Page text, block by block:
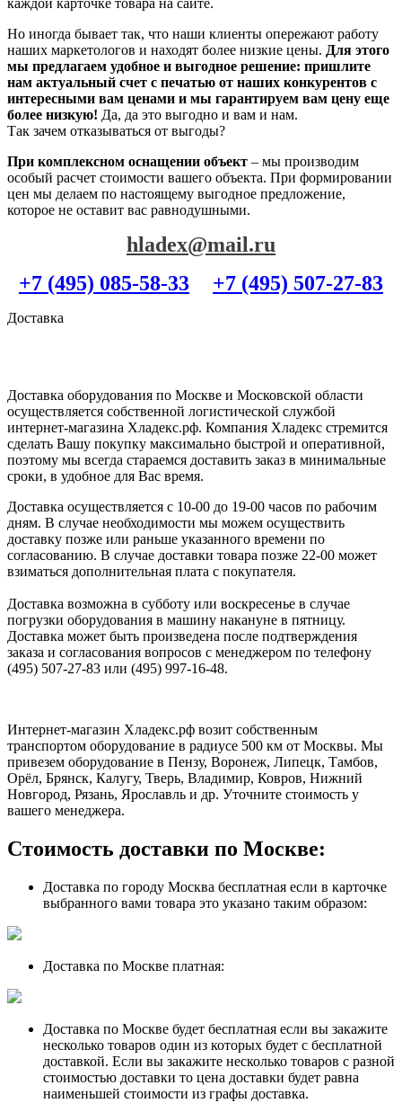
Но иногда бывает так, что наши клиенты опережают работу
наших маркетологов и находят более низкие цены. Для этого
мы предлагаем удобное и выгодное решение: пришлите
нам актуальный счет с печатью от наших конкурентов с
интересными вам ценами и мы гарантируем вам цену еще
более низкую! Да, да это выгодно и вам и нам.
Так зачем отказываться от выгоды?
При комплексном оснащении объект – мы производим
особый расчет стоимости вашего объекта. При формировании
цен мы делаем по настоящему выгодное предложение,
которое не оставит вас равнодушными.
hladex@mail.ru
+7 (495) 085-58-33
+7 (495) 507-27-83
Доставка
Доставка оборудования по Москве и Московской области
осуществляется собственной логистической службой
интернет-магазина Хладекс.рф. Компания Хладекс стремится
сделать Вашу покупку максимально быстрой и оперативной,
поэтому мы всегда стараемся доставить заказ в минимальные
сроки, в удобное для Вас время.
Доставка осуществляется с 10-00 до 19-00 часов по рабочим
дням. В случае необходимости мы можем осуществить
доставку позже или раньше указанного времени по
согласованию. В случае доставки товара позже 22-00 может
взиматься дополнительная плата с покупателя.
Доставка возможна в субботу или воскресенье в случае
погрузки оборудования в машину накануне в пятницу.
Доставка может быть произведена после подтверждения
заказа и согласования вопросов с менеджером по телефону
(495) 507-27-83 или (495) 997-16-48.
Интернет-магазин Хладекс.рф возит собственным
транспортом оборудование в радиусе 500 км от Москвы. Мы
привезем оборудование в Пензу, Воронеж, Липецк, Тамбов,
Орёл, Брянск, Калугу, Тверь, Владимир, Ковров, Нижний
Новгород, Рязань, Ярославль и др. Уточните стоимость у
вашего менеджера.
Стоимость доставки по Москве:
Доставка по городу Москва бесплатная если в карточке
выбранного вами товара это указано таким образом:
Доставка по Москве платная:
Доставка по Москве будет бесплатная если вы закажите
несколько товаров один из которых будет с бесплатной
доставкой. Если вы закажите несколько товаров с разной
стоимостью доставки то цена доставки будет равна
наименьшей стоимости из графы доставка.